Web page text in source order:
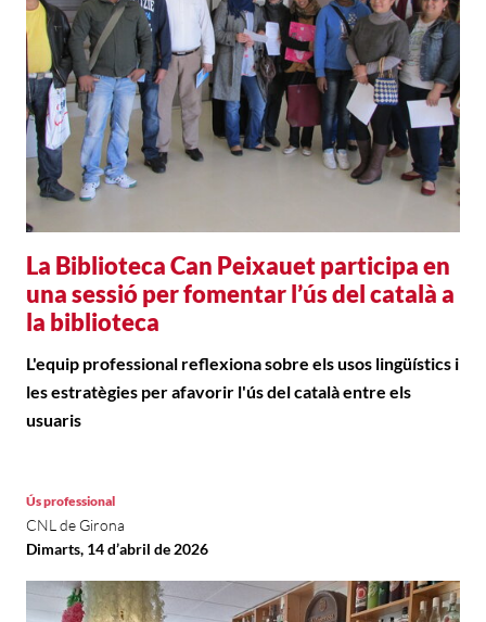
La Biblioteca Can Peixauet participa en
una sessió per fomentar l’ús del català a
la biblioteca
L'equip professional reflexiona sobre els usos lingüístics i
les estratègies per afavorir l'ús del català entre els
usuaris
Ús professional
CNL de Girona
Dimarts, 14 d’abril de 2026